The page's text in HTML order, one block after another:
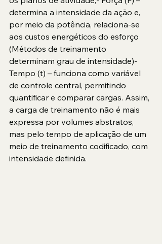
determina a intensidade da ação e,
por meio da potência, relaciona-se
aos custos energéticos do esforço
(Métodos de treinamento
determinam grau de intensidade)-
Tempo (t) – funciona como variável
de controle central, permitindo
quantificar e comparar cargas. Assim,
a carga de treinamento não é mais
expressa por volumes abstratos,
mas pelo tempo de aplicação de um
meio de treinamento codificado, com
intensidade definida.